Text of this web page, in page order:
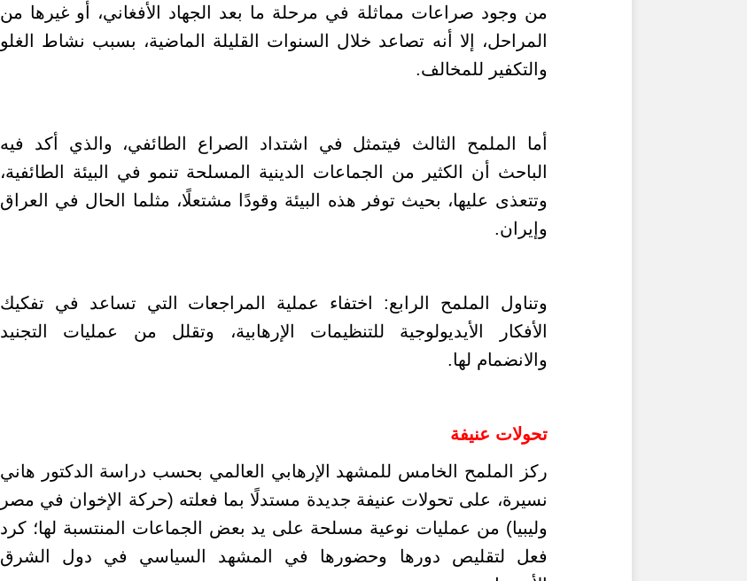
من وجود صراعات مماثلة في مرحلة ما بعد الجهاد الأفغاني، أو غيرها من
المراحل، إلا أنه تصاعد خلال السنوات القليلة الماضية، بسبب نشاط الغلو
والتكفير للمخالف.
أما الملمح الثالث فيتمثل في اشتداد الصراع الطائفي، والذي أكد فيه
الباحث أن الكثير من الجماعات الدينية المسلحة تنمو في البيئة الطائفية،
وتتعذى عليها، بحيث توفر هذه البيئة وقودًا مشتعلًا، مثلما الحال في العراق
وإيران.
وتناول الملمح الرابع: اختفاء عملية المراجعات التي تساعد في تفكيك
الأفكار الأيديولوجية للتنظيمات الإرهابية، وتقلل من عمليات التجنيد
والانضمام لها.
تحولات عنيفة
ركز الملمح الخامس للمشهد الإرهابي العالمي بحسب دراسة
الدكتور هاني
نسيرة، على تحولات عنيفة جديدة مستدلًا بما فعلته (حركة الإخوان في مصر
وليبيا) من عمليات نوعية مسلحة على يد بعض الجماعات المنتسبة لها؛ كرد
فعل لتقليص دورها وحضورها في المشهد السياسي في دول الشرق